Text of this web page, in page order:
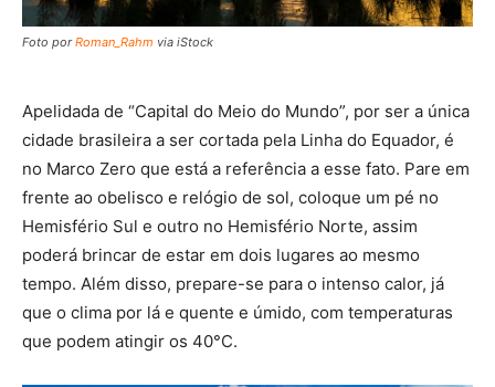
Foto porRoman_Rahm via iStock
Apelidada de “Capital do Meio do Mundo”, por ser a única
cidade brasileira a ser cortada pela Linha do Equador, é
no Marco Zero que está a referência a esse fato. Pare em
frente ao obelisco e relógio de sol, coloque um pé no
Hemisfério Sul e outro no Hemisfério Norte, assim
poderá brincar de estar em dois lugares ao mesmo
tempo. Além disso, prepare-se para o intenso calor, já
que o clima por lá e quente e úmido, com temperaturas
que podem atingir os 40°C.